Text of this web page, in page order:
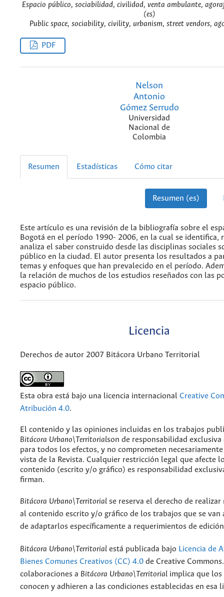
Espacio público, sociabilidad, civilidad, venta ambulante,
(es)
Public space, sociability, civility, urbanism, street vendors,
PDF
Nelson
Antonio
Gómez Serrudo
Universidad
Nacional de
Colombia
Resumen Estadísticas Cómo citar
Resumen (es)
Este artículo es una revisión de la bibliografía sobre el
Bogotá en el período 1990- 2006, en la cual se identifica,
analiza el saber construido desde las disciplinas sociales
público en la ciudad. El autor presenta los resultados a
temas y enfoques que han prevalecido en el período.
la relación de muchos de los estudios reseñados con las
espacio público.
Licencia
Derechos de autor 2007 Bitácora Urbano Territorial
Esta obra está bajo una licencia internacional Creative
Atribución 4.0.
El contenido y las opiniones incluidas en los trabajos
Bitácora Urbano\Territorialson de responsabilidad exclusiva
para todos los efectos, y no comprometen
vista de la Revista. Cualquier restricción legal que afecte
contenido (escrito y/o gráfico) es responsabilidad
firman.
Bitácora Urbano\Territorial se reserva el derecho de realizar
al contenido escrito y/o gráfico de los trabajos que se van
de adaptarlos específicamente a requerimientos de
Bitácora Urbano\Territorial está publicada bajo Licencia de
Bienes Comunes Creativos (CC) 4.0 de Creative
colaboraciones a Bitácora Urbano\Territorial implica que los
conocen y adhieren a las condiciones establecidas en esa